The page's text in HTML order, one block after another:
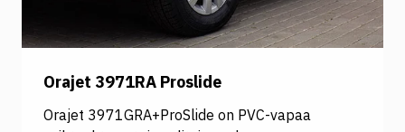
Orajet 3971RA Proslide
Orajet 3971GRA+ProSlide on PVC-vapaa